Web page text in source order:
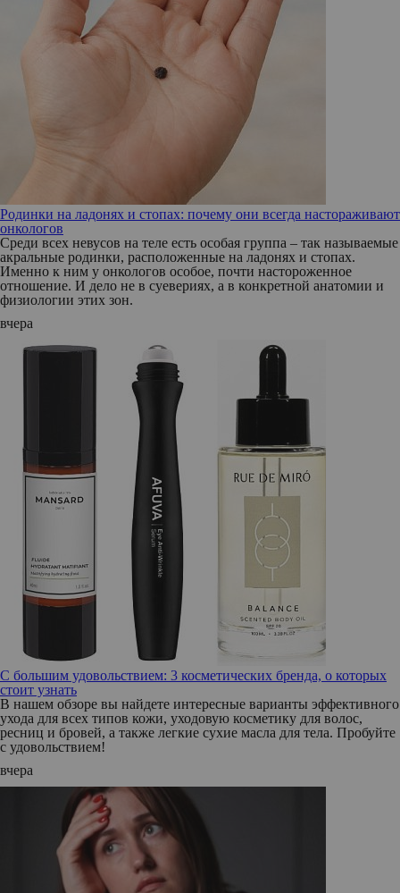
Родинки на ладонях и стопах: почему они всегда настораживают
онкологов
Среди всех невусов на теле есть особая группа – так называемые
акральные родинки, расположенные на ладонях и стопах.
Именно к ним у онкологов особое, почти настороженное
отношение. И дело не в суевериях, а в конкретной анатомии и
физиологии этих зон.
вчера
С большим удовольствием: 3 косметических бренда, о которых
стоит узнать
В нашем обзоре вы найдете интересные варианты эффективного
ухода для всех типов кожи, уходовую косметику для волос,
ресниц и бровей, а также легкие сухие масла для тела. Пробуйте
с удовольствием!
вчера